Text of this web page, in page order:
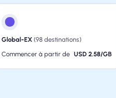
Global-EX (98 destinations)
Commencer à partir de USD 2.58/GB